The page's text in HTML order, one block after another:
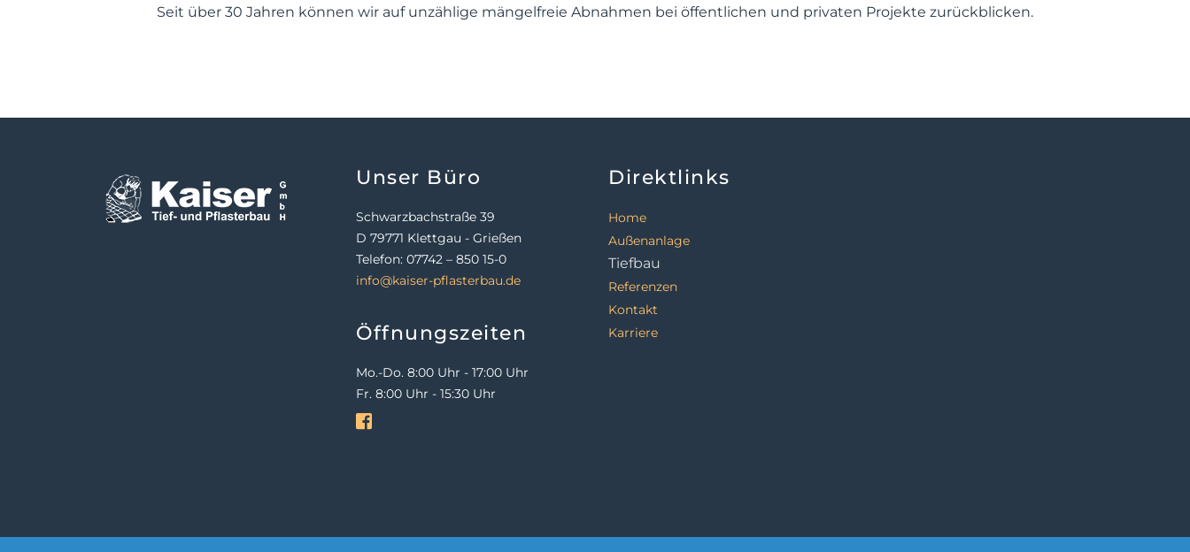
Seit über 30 Jahren können wir auf unzählige mängelfreie Abnahmen bei öffentlichen und privaten Projekte zurückblicken.
Unser Büro
Schwarzbachstraße 39
D 79771 Klettgau - Grießen
Telefon: 07742 – 850 15-0
info@kaiser-pflasterbau.de
Öffnungszeiten
Mo.-Do. 8:00 Uhr - 17:00 Uhr
Fr. 8:00 Uhr - 15:30 Uhr
Direktlinks
Navigation
überspringen
Home
Außenanlage
Tiefbau
Referenzen
Kontakt
Karriere